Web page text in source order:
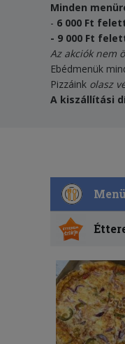
Minden
- 6 000 Ft
- 9 000 Ft
Az akciók nem
Ebédmenük
Pizzáink olasz
A kiszállítási